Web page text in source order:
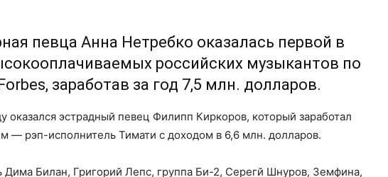
певца Анна Нетребко оказалась первой в
российских музыкантов по
заработав за год 7,5 млн. долларов.
оказался эстрадный певец Филипп Киркоров, который заработал
— рэп-исполнитель Тимати с доходом в 6,6 млн. долларов.
Дима Билан, Григорий Лепс, группа Би-2, Серегй Шнуров, Земфина,